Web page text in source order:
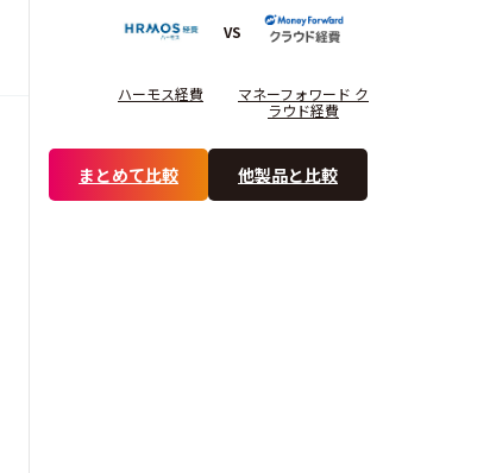
ハーモス経費
VS
マネーフォワード ク
ラウド経費
まとめて比較 他製品と比較